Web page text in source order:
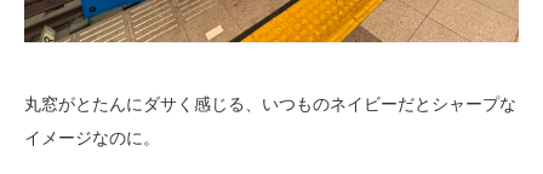
丸窓がとたんにダサく感じる、いつものネイビーだとシャープな
イメージなのに。